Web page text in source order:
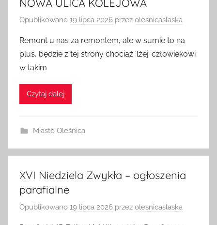
NOWA ULICA KOLEJOWA
Opublikowano 19 lipca 2026 przez olesnicaslaska
Remont u nas za remontem, ale w sumie to na
plus, będzie z tej strony chociaż 'lżej’ człowiekowi
w takim
Czytaj dalej
Miasto Oleśnica
XVI Niedziela Zwykła – ogłoszenia
parafialne
Opublikowano 19 lipca 2026 przez olesnicaslaska